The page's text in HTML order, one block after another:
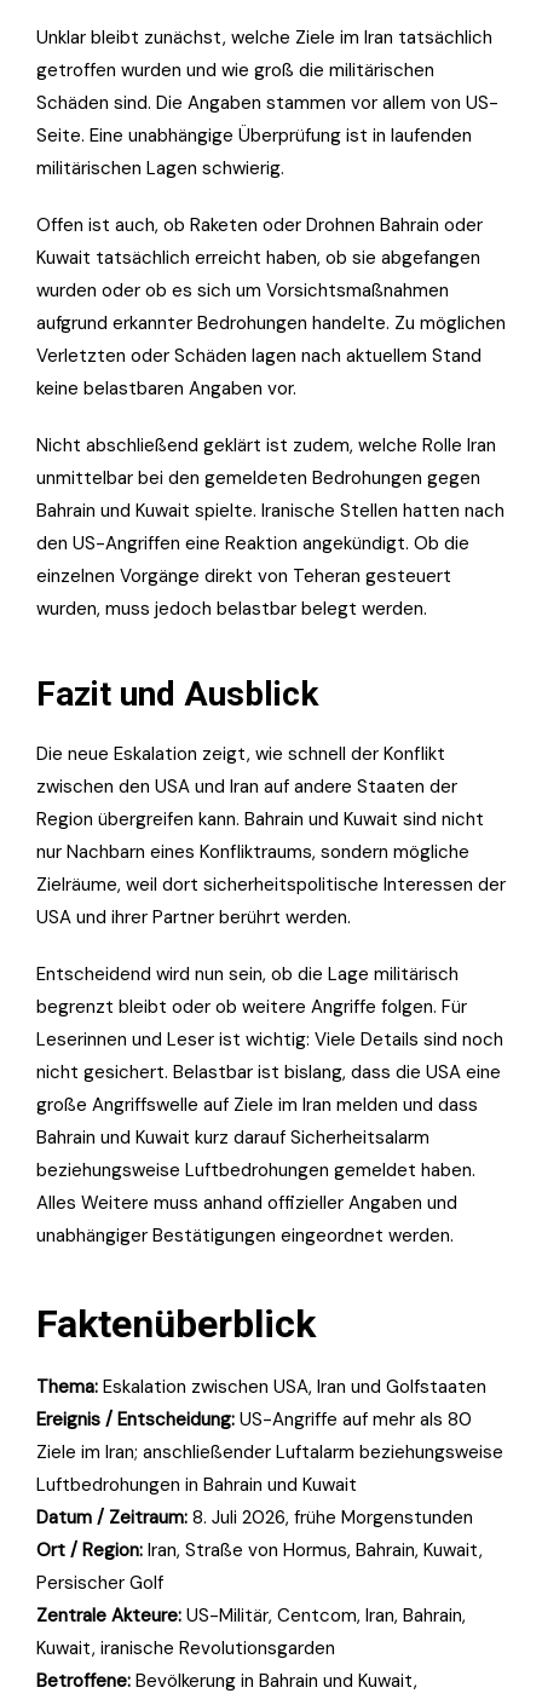
Unklar bleibt zunächst, welche Ziele im Iran tatsächlich
getroffen wurden und wie groß die militärischen
Schäden sind. Die Angaben stammen vor allem von US-
Seite. Eine unabhängige Überprüfung ist in laufenden
militärischen Lagen schwierig.
Offen ist auch, ob Raketen oder Drohnen Bahrain oder
Kuwait tatsächlich erreicht haben, ob sie abgefangen
wurden oder ob es sich um Vorsichtsmaßnahmen
aufgrund erkannter Bedrohungen handelte. Zu möglichen
Verletzten oder Schäden lagen nach aktuellem Stand
keine belastbaren Angaben vor.
Nicht abschließend geklärt ist zudem, welche Rolle Iran
unmittelbar bei den gemeldeten Bedrohungen gegen
Bahrain und Kuwait spielte. Iranische Stellen hatten nach
den US-Angriffen eine Reaktion angekündigt. Ob die
einzelnen Vorgänge direkt von Teheran gesteuert
wurden, muss jedoch belastbar belegt werden.
Fazit und Ausblick
Die neue Eskalation zeigt, wie schnell der Konflikt
zwischen den USA und Iran auf andere Staaten der
Region übergreifen kann. Bahrain und Kuwait sind nicht
nur Nachbarn eines Konfliktraums, sondern mögliche
Zielräume, weil dort sicherheitspolitische Interessen der
USA und ihrer Partner berührt werden.
Entscheidend wird nun sein, ob die Lage militärisch
begrenzt bleibt oder ob weitere Angriffe folgen. Für
Leserinnen und Leser ist wichtig: Viele Details sind noch
nicht gesichert. Belastbar ist bislang, dass die USA eine
große Angriffswelle auf Ziele im Iran melden und dass
Bahrain und Kuwait kurz darauf Sicherheitsalarm
beziehungsweise Luftbedrohungen gemeldet haben.
Alles Weitere muss anhand offizieller Angaben und
unabhängiger Bestätigungen eingeordnet werden.
Faktenüberblick
Thema: Eskalation zwischen USA, Iran und Golfstaaten
Ereignis / Entscheidung: US-Angriffe auf mehr als 80
Ziele im Iran; anschließender Luftalarm beziehungsweise
Luftbedrohungen in Bahrain und Kuwait
Datum / Zeitraum: 8. Juli 2026, frühe Morgenstunden
Ort / Region: Iran, Straße von Hormus, Bahrain, Kuwait,
Persischer Golf
Zentrale Akteure: US-Militär, Centcom, Iran, Bahrain,
Kuwait, iranische Revolutionsgarden
Betroffene: Bevölkerung in Bahrain und Kuwait,